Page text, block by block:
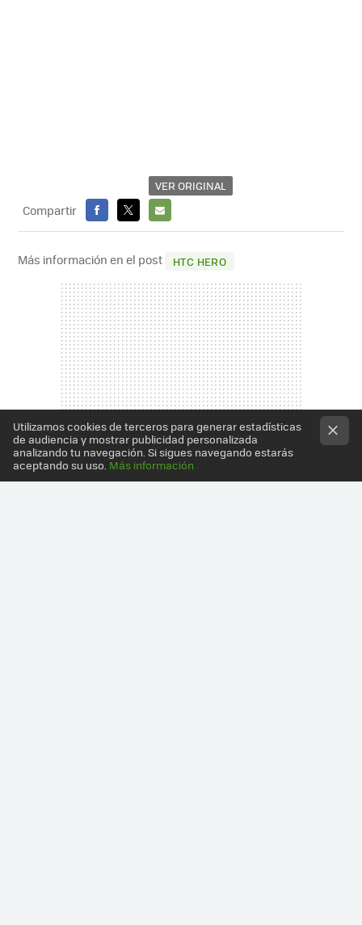
VER ORIGINAL
Compartir
FACEBOOK
X
E-
MAIL
Más información en el post HTC HERO
Utilizamos cookies de terceros para generar estadísticas
de audiencia y mostrar publicidad personalizada
analizando tu navegación. Si sigues navegando estarás
aceptando su uso. Más información